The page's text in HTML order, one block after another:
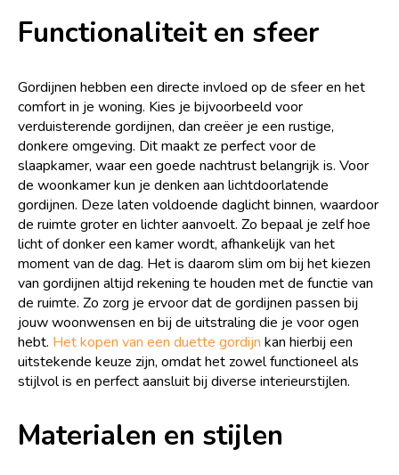
Functionaliteit en sfeer
Gordijnen hebben een directe invloed op de sfeer en het
comfort in je woning. Kies je bijvoorbeeld voor
verduisterende gordijnen, dan creëer je een rustige,
donkere omgeving. Dit maakt ze perfect voor de
slaapkamer, waar een goede nachtrust belangrijk is. Voor
de woonkamer kun je denken aan lichtdoorlatende
gordijnen. Deze laten voldoende daglicht binnen, waardoor
de ruimte groter en lichter aanvoelt. Zo bepaal je zelf hoe
licht of donker een kamer wordt, afhankelijk van het
moment van de dag. Het is daarom slim om bij het kiezen
van gordijnen altijd rekening te houden met de functie van
de ruimte. Zo zorg je ervoor dat de gordijnen passen bij
jouw woonwensen en bij de uitstraling die je voor ogen
hebt. Het kopen van een duette gordijn kan hierbij een
uitstekende keuze zijn, omdat het zowel functioneel als
stijlvol is en perfect aansluit bij diverse interieurstijlen.
Materialen en stijlen